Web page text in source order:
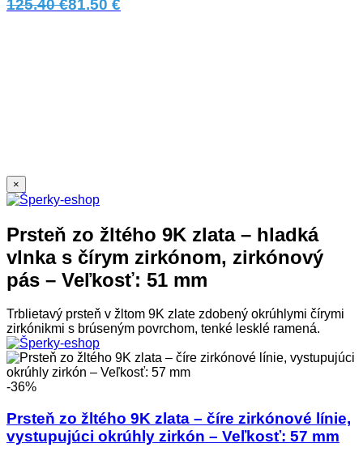
125.40 €81.50 €
×
Prsteň zo žltého 9K zlata – hladká
vlnka s čírym zirkónom, zirkónový
pás – Veľkosť: 51 mm
Trblietavý prsteň v žltom 9K zlate zdobený okrúhlymi čírymi
zirkónikmi s brúseným povrchom, tenké lesklé ramená.
-36%
Prsteň zo žltého 9K zlata – číre zirkónové línie,
vystupujúci okrúhly zirkón – Veľkosť: 57 mm